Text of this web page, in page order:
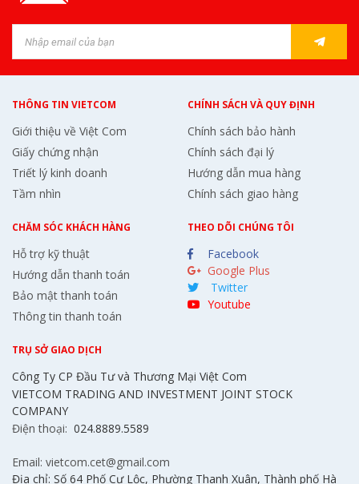
THÔNG TIN VIETCOM
Giới thiệu về Việt Com
Giấy chứng nhận
Triết lý kinh doanh
Tầm nhìn
CHÍNH SÁCH VÀ QUY ĐỊNH
Chính sách bảo hành
Chính sách đại lý
Hướng dẫn mua hàng
Chính sách giao hàng
CHĂM SÓC KHÁCH HÀNG
Hỗ trợ kỹ thuật
Hướng dẫn thanh toán
Bảo mật thanh toán
Thông tin thanh toán
THEO DÕI CHÚNG TÔI
Facebook
Google Plus
Twitter
Youtube
TRỤ SỞ GIAO DỊCH
Công Ty CP Đầu Tư và Thương Mại Việt Com
VIETCOM TRADING AND INVESTMENT JOINT STOCK
COMPANY
Điện thoại: 024.8889.5589
Email: vietcom.cet@gmail.com
Địa chỉ: Số 64 Phố Cự Lộc, Phường Thanh Xuân, Thành phố Hà